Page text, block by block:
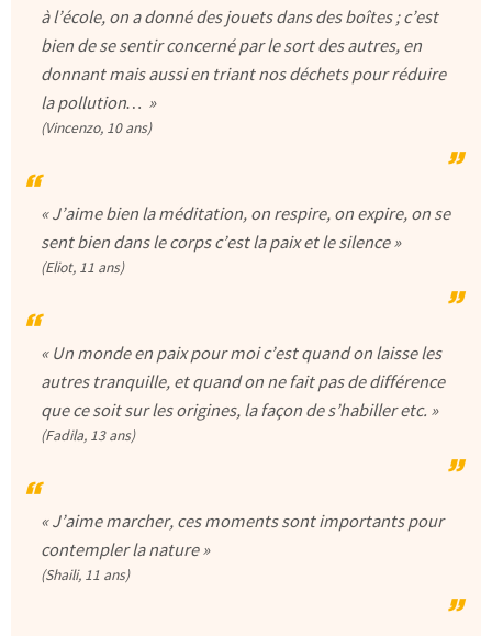
à l’école, on a donné des jouets dans des boîtes ; c’est
bien de se sentir concerné par le sort des autres, en
donnant mais aussi en triant nos déchets pour réduire
la pollution… »
(Vincenzo, 10 ans)
« J’aime bien la méditation, on respire, on expire, on se
sent bien dans le corps c’est la paix et le silence »
(Eliot, 11 ans)
« Un monde en paix pour moi c’est quand on laisse les
autres tranquille, et quand on ne fait pas de différence
que ce soit sur les origines, la façon de s’habiller etc. »
(Fadila, 13 ans)
« J’aime marcher, ces moments sont importants pour
contempler la nature »
(Shaili, 11 ans)